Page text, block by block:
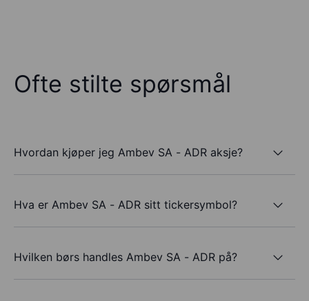
Ofte stilte spørsmål
Hvordan kjøper jeg Ambev SA - ADR aksje?
Hva er Ambev SA - ADR sitt tickersymbol?
Hvilken børs handles Ambev SA - ADR på?